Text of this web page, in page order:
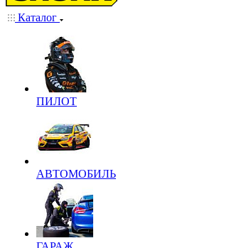
Каталог
ПИЛОТ
АВТОМОБИЛЬ